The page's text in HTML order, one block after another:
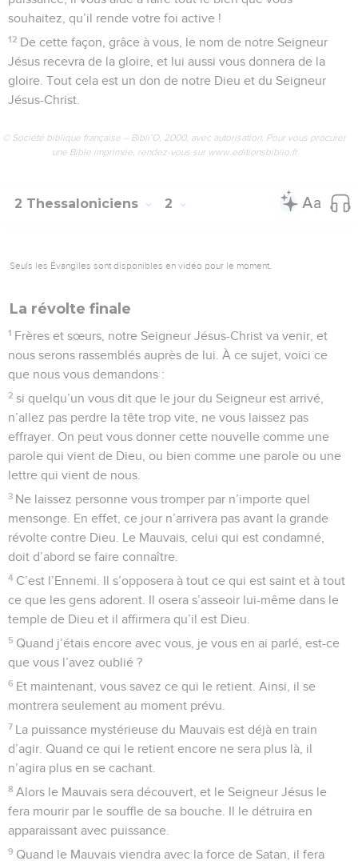
souhaitez, qu’il rende votre foi active !
12 De cette façon, grâce à vous, le nom de notre Seigneur
Jésus recevra de la gloire, et lui aussi vous donnera de la
gloire. Tout cela est un don de notre Dieu et du Seigneur
Jésus-Christ.
© Société biblique française – Bibli’O, 2000, avec autorisation. Pour vous procurer
une Bible imprimée, rendez-vous sur www.editionsbiblio.fr
2 Thessaloniciens 2
Seuls les Évangiles sont disponibles en vidéo pour le moment.
La révolte finale
1 Frères et sœurs, notre Seigneur Jésus-Christ va venir, et
nous serons rassemblés auprès de lui. À ce sujet, voici ce
que nous vous demandons :
2 si quelqu’un vous dit que le jour du Seigneur est arrivé,
n’allez pas perdre la tête trop vite, ne vous laissez pas
effrayer. On peut vous donner cette nouvelle comme une
parole qui vient de Dieu, ou bien comme une parole ou une
lettre qui vient de nous.
3 Ne laissez personne vous tromper par n’importe quel
mensonge. En effet, ce jour n’arrivera pas avant la grande
révolte contre Dieu. Le Mauvais, celui qui est condamné,
doit d’abord se faire connaître.
4 C’est l’Ennemi. Il s’opposera à tout ce qui est saint et à tout
ce que les gens adorent. Il osera s’asseoir lui-même dans le
temple de Dieu et il affirmera qu’il est Dieu.
5 Quand j’étais encore avec vous, je vous en ai parlé, est-ce
que vous l’avez oublié ?
6 Et maintenant, vous savez ce qui le retient. Ainsi, il se
montrera seulement au moment prévu.
7 La puissance mystérieuse du Mauvais est déjà en train
d’agir. Quand ce qui le retient encore ne sera plus là, il
n’agira plus en se cachant.
8 Alors le Mauvais sera découvert, et le Seigneur Jésus le
fera mourir par le souffle de sa bouche. Il le détruira en
apparaissant avec puissance.
9 Quand le Mauvais viendra avec la force de Satan, il fera